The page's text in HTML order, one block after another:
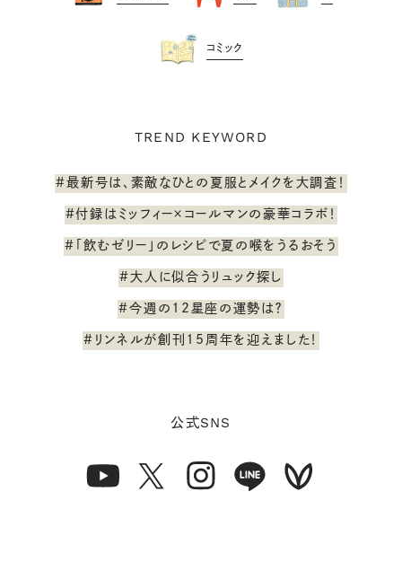
コミック
TREND KEYWORD
#最新号は、素敵なひとの夏服とメイクを大調査！
#付録はミッフィー×コールマンの豪華コラボ！
#「飲むゼリー」のレシピで夏の喉をうるおそう
#大人に似合うリュック探し
#今週の12星座の運勢は？
#リンネルが創刊15周年を迎えました！
公式SNS